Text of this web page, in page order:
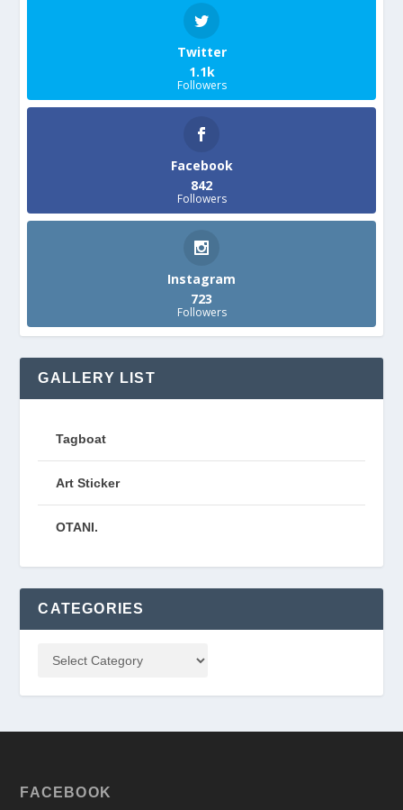
Twitter
1.1k
Followers
Facebook
842
Followers
Instagram
723
Followers
GALLERY LIST
Tagboat
Art Sticker
OTANI.
CATEGORIES
FACEBOOK